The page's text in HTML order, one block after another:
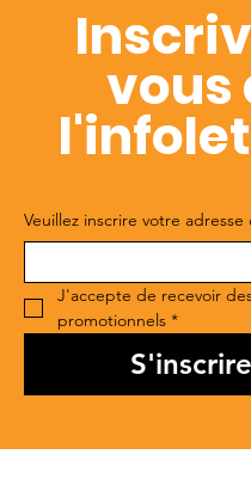
vous
Veuillez inscrire votre adresse
J'accepte de recevoir
promotionnels *
S'inscrire